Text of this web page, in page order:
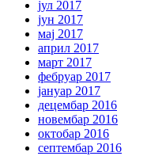
јул 2017
јун 2017
мај 2017
април 2017
март 2017
фебруар 2017
јануар 2017
децембар 2016
новембар 2016
октобар 2016
септембар 2016